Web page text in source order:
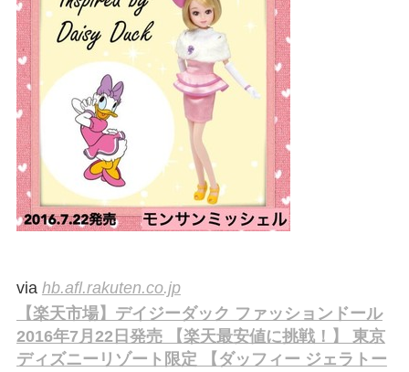
via hb.afl.rakuten.co.jp
【楽天市場】デイジーダック ファッションドール
2016年7月22日発売 【楽天最安値に挑戦！】 東京
ディズニーリゾート限定 【ダッフィー ジェラトー